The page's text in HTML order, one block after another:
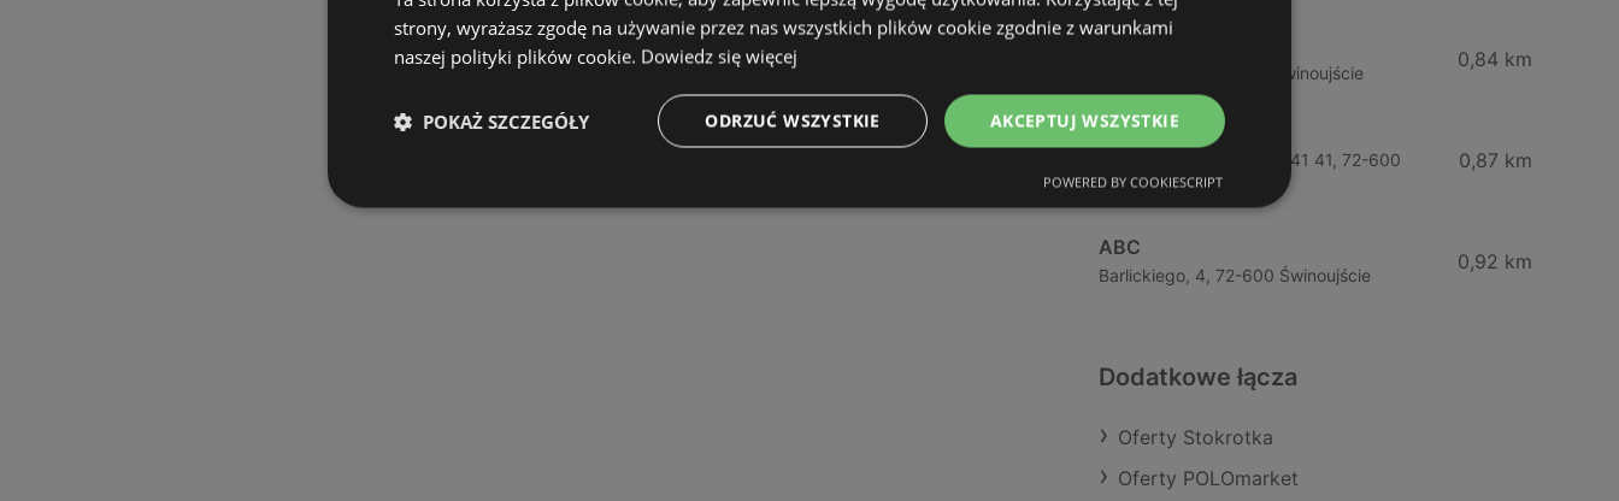
Chrobrego 9, 72-600 Świnoujście
0,84 km
Lidl
Ul. Bohaterów Września 41 41, 72-600
Świnoujście
0,87 km
ABC
Barlickiego, 4, 72-600 Świnoujście
0,92 km
Dodatkowe łącza
Oferty Stokrotka
Oferty POLOmarket
strony, wyrażasz zgodę na używanie przez nas wszystkich plików cookie zgodnie z warunkami
naszej polityki plików cookie. Dowiedz się więcej
AKCEPTUJ WSZYSTKIE
ODRZUĆ WSZYSTKIE
POKAŻ SZCZEGÓŁY
POWERED BY COOKIESCRIPT